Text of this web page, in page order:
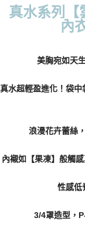
每筆NT$100
國際配送
真水系列【
內
美胸宛如天
真水超輕盈進化！袋
浪漫花卉蕾絲
內襯如【果凍】般觸
性感低
3/4罩造型，